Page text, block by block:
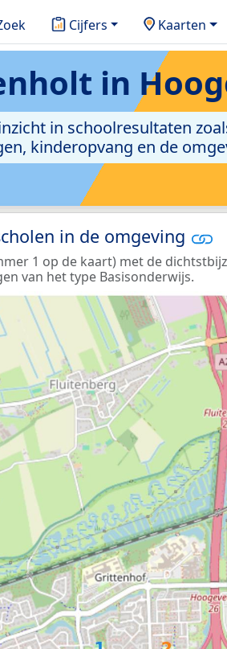
Cijfers Kaarten
in
in schoolresultaten
kinderopvang en de
in de omgeving
1 op de kaart) met de
van het type Basisonderwijs.